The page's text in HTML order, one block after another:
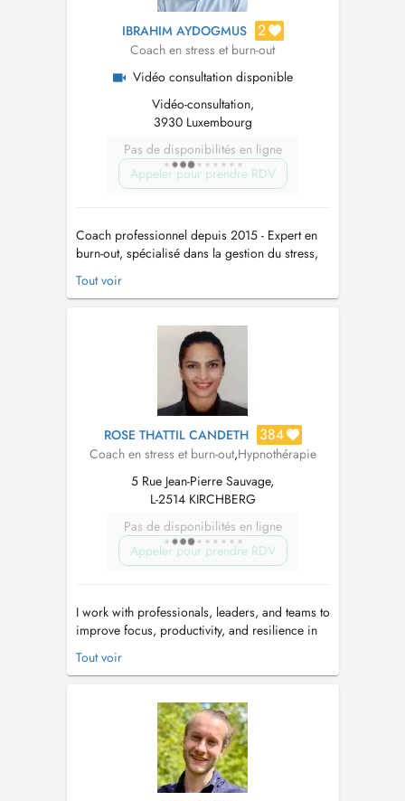
IBRAHIM AYDOGMUS 2
Coach en stress et burn-out
Vidéo consultation disponible
Vidéo-consultation,
3930 Luxembourg
Pas de disponibilités en ligne
Appeler pour prendre RDV
Coach professionnel depuis 2015 - Expert en
burn-out, spécialisé dans la gestion du stress,
Préparateur mental (notamment pour les
sportifs de haut niveau), Conférencier et coach
situation de stress intense, de burn-out, de
fatigue chronique ou de pert...
Tout voir
ROSE THATTIL CANDETH 384
Coach en stress et burn-out,Hypnothérapie
5 Rue Jean-Pierre Sauvage,
L-2514 KIRCHBERG
Pas de disponibilités en ligne
Appeler pour prendre RDV
I work with professionals, leaders, and teams to
improve focus, productivity, and resilience in
demanding work and life environments. My
approach combines practical corporate
techniques, including hypnotherapy, to help
individuals and organizations address bu...
Tout voir